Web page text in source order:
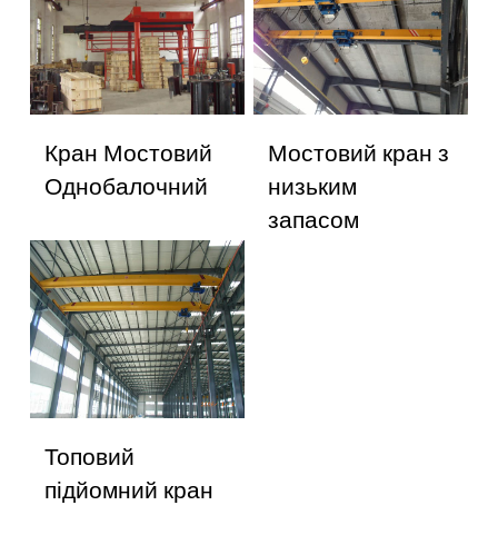
Кран Мостовий
Однобалочний
Мостовий кран з
низьким
запасом
Топовий
підйомний кран